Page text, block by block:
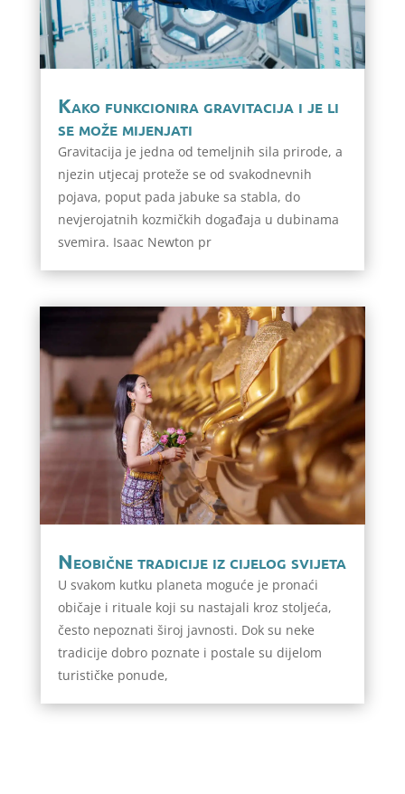
Kako funkcionira gravitacija i je li
se može mijenjati
Gravitacija je jedna od temeljnih sila prirode, a
njezin utjecaj proteže se od svakodnevnih
pojava, poput pada jabuke sa stabla, do
nevjerojatnih kozmičkih događaja u dubinama
svemira. Isaac Newton pr
Neobične tradicije iz cijelog svijeta
U svakom kutku planeta moguće je pronaći
običaje i rituale koji su nastajali kroz stoljeća,
često nepoznati široj javnosti. Dok su neke
tradicije dobro poznate i postale su dijelom
turističke ponude,